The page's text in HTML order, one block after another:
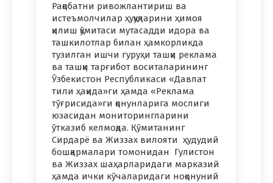
Рақобатни ривожлантириш ва
истеъмолчилар ҳуқуқларини ҳимоя
қилиш қўмитаси мутасадди идора ва
ташкилотлар билан ҳамкорликда
тузилган ишчи гуруҳи ташқи реклама
ва ташқи тарғибот воситаларининг
Ўзбекистон Республикаси «Давлат
тили ҳақида»ги ҳамда «Реклама
тўғрисида»ги қонунларига мослиги
юзасидан мониторингларини
ўтказиб келмоқда. Қўмитанинг
Сирдарё ва Жиззах вилояти ҳудудий
бошқармалари томонидан Гулистон
ва Жиззах шаҳарларидаги марказий
ҳамда ички кўчаларидаги ноқонуний